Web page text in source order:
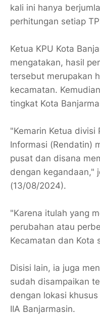
kali ini hanya
perhitungan setiap
Ketua KPU Kota
mengatakan, hasil
tersebut merupakan
kecamatan.
tingkat Kota
"Kemarin Ketua divisi
Informasi (Rendatin)
pusat dan disana
dengan kegandaan,"
(13/08/2024).
"Karena itulah yang
perubahan atau
Kecamatan dan Kota
Disisi lain, ia juga
sudah disampaikan
dengan lokasi
IIA Banjarmasin.